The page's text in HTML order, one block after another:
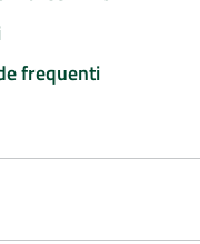
frequenti